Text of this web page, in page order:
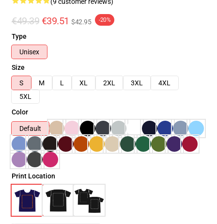
€49.39 €39.51 $42.95 -20%
Type
Unisex
Size
S
M L XL 2XL 3XL
4XL
5XL
Color
Default
Print Location